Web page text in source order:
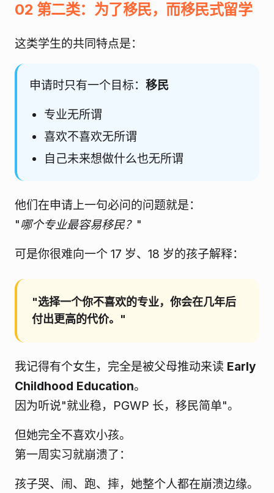
02 第二类：为了移民，而移民式留学
这类学生的共同特点是：
申请时只有一个目标： 移民
专业无所谓
喜欢不喜欢无所谓
自己未来想做什么也无所谓
他们在申请上一句必问的问题就是：
"哪个专业最容易移民？ "
可是你很难向一个 17 岁、18 岁的孩子解释：
"选择一个你不喜欢的专业，你会在几年后
付出更高的代价。"
我记得有个女生，完全是被父母推动来读 Early
Childhood Education。
因为听说"就业稳，PGWP 长，移民简单"。
但她完全不喜欢小孩。
第一周实习就崩溃了：
孩子哭、闹、跑、摔，她整个人都在崩溃边缘。